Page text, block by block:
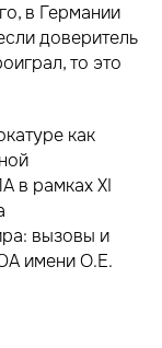
в Германии
доверитель
то это
как
в рамках XI
вызовы и
имени О.Е.